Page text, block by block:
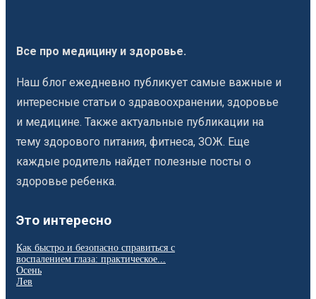
Все про медицину и здоровье.
Наш блог ежедневно публикует самые важные и
интересные статьи о здравоохранении, здоровье
и медицине. Также актуальные публикации на
тему здорового питания, фитнеса, ЗОЖ. Еще
каждые родитель найдет полезные посты о
здоровье ребенка.
Это интересно
Как быстро и безопасно справиться с
воспалением глаза: практическое...
Осень
Лев